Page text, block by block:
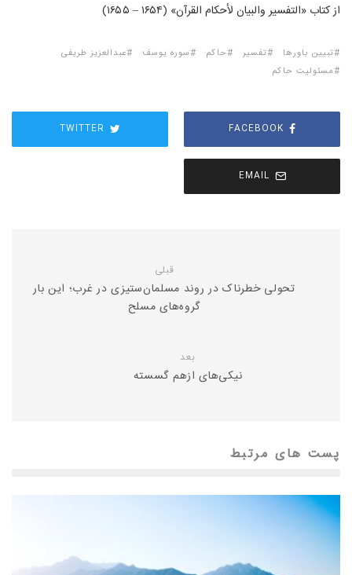
از کتاب «التفسیر والبیان لأحکام القرآن» (۱۶۵۴ – ۱۶۵۵)
تبیین باورها تفسیر حاکم سوره یوسف
عبدالعزیز طریفی
مسئولیت حاکم
FACEBOOK
TWITTER
EMAIL
قبلی
تحولی خطرناک در روند مسلمان‌ستیزی در غرب؛ این بار
گروه‌های مسلح
بعد
نیکی‌های ازهم گسسته
پست های مرتبط